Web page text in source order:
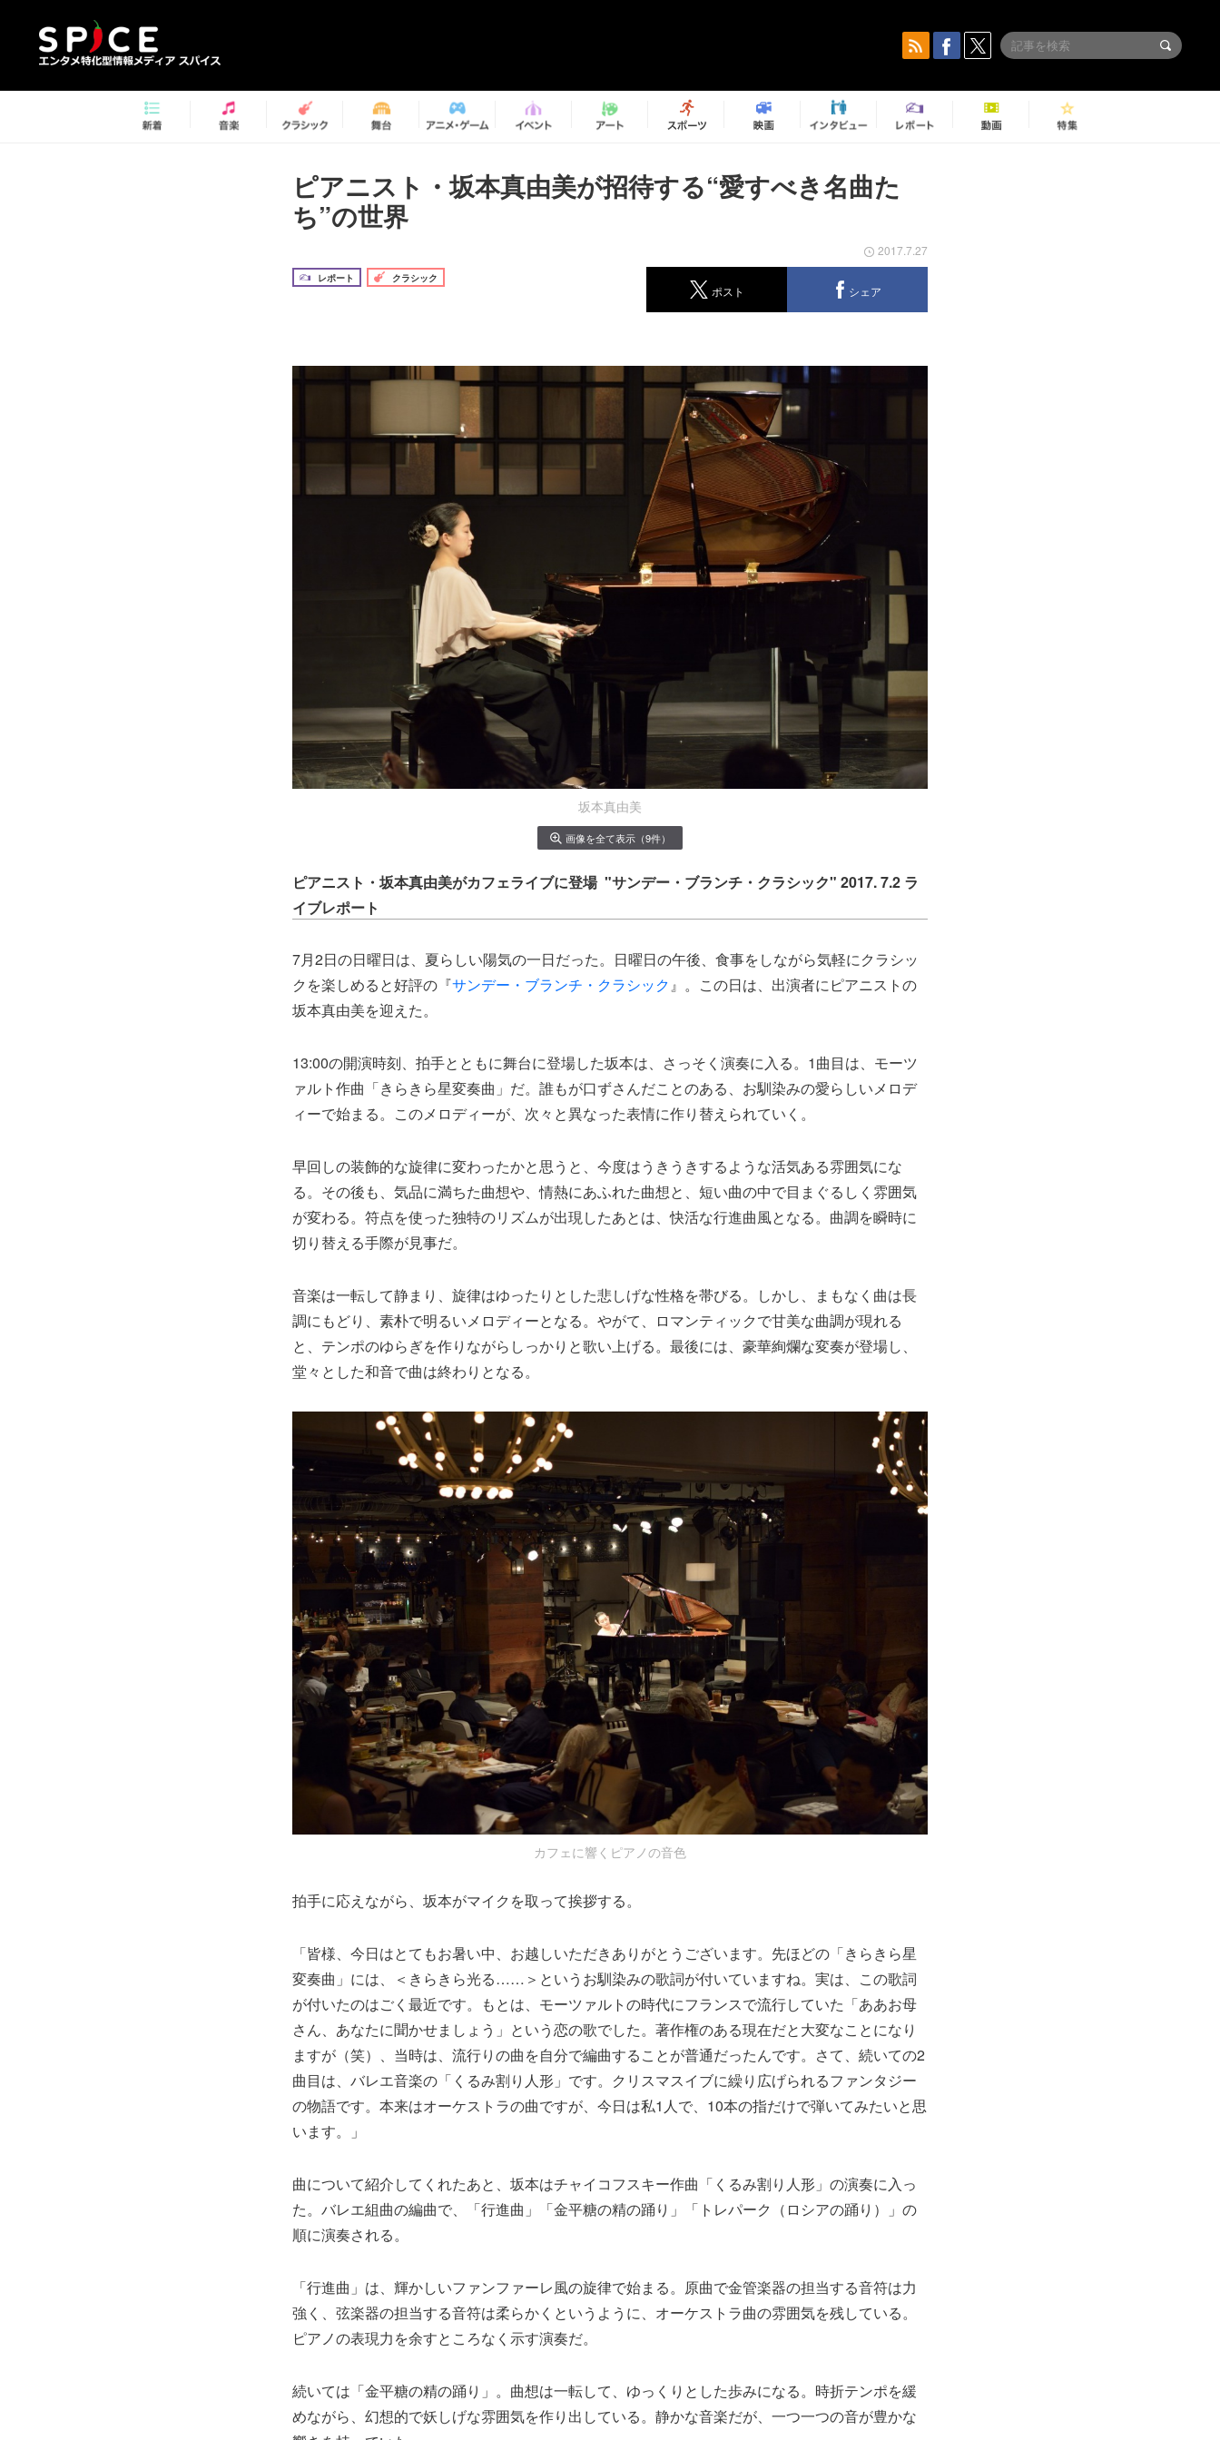
ピアニスト・坂本真由美が招待する“愛すべき名曲た
ち”の世界
レポート クラシック
2017.7.27
ポスト シェア
坂本真由美
画像を全て表示（9件）
ピアニスト・坂本真由美​がカフェライブに登場 "サンデー・ブランチ・クラシック" 2017. 7.2 ラ
イブレポート
7月2日の日曜日は、夏らしい陽気の一日だった。日曜日の午後、食事をしながら気軽にクラシッ
クを楽しめると好評の『サンデー・ブランチ・クラシック』。この日は、出演者にピアニストの
坂本真由美を迎えた。
13:00の開演時刻、拍手とともに舞台に登場した坂本は、さっそく演奏に入る。1曲目は、モーツ
ァルト作曲「きらきら星変奏曲」だ。誰もが口ずさんだことのある、お馴染みの愛らしいメロデ
ィーで始まる。このメロディーが、次々と異なった表情に作り替えられていく。
早回しの装飾的な旋律に変わったかと思うと、今度はうきうきするような活気ある雰囲気にな
る。その後も、気品に満ちた曲想や、情熱にあふれた曲想と、短い曲の中で目まぐるしく雰囲気
が変わる。符点を使った独特のリズムが出現したあとは、快活な行進曲風となる。曲調を瞬時に
切り替える手際が見事だ。
音楽は一転して静まり、旋律はゆったりとした悲しげな性格を帯びる。しかし、まもなく曲は長
調にもどり、素朴で明るいメロディーとなる。やがて、ロマンティックで甘美な曲調が現れる
と、テンポのゆらぎを作りながらしっかりと歌い上げる。最後には、豪華絢爛な変奏が登場し、
堂々とした和音で曲は終わりとなる。
カフェに響くピアノの音色
拍手に応えながら、坂本がマイクを取って挨拶する。
「皆様、今日はとてもお暑い中、お越しいただきありがとうございます。先ほどの「きらきら星
変奏曲」には、＜きらきら光る……＞というお馴染みの歌詞が付いていますね。実は、この歌詞
が付いたのはごく最近です。もとは、モーツァルトの時代にフランスで流行していた「ああお母
さん、あなたに聞かせましょう」という恋の歌でした。著作権のある現在だと大変なことになり
ますが（笑）、当時は、流行りの曲を自分で編曲することが普通だったんです。さて、続いての2
曲目は、バレエ音楽の「くるみ割り人形」です。クリスマスイブに繰り広げられるファンタジー
の物語です。本来はオーケストラの曲ですが、今日は私1人で、10本の指だけで弾いてみたいと思
います。」
曲について紹介してくれたあと、坂本はチャイコフスキー作曲「くるみ割り人形」の演奏に入っ
た。バレエ組曲の編曲で、「行進曲」「金平糖の精の踊り」「トレパーク（ロシアの踊り）」の
順に演奏される。
「行進曲」は、輝かしいファンファーレ風の旋律で始まる。原曲で金管楽器の担当する音符は力
強く、弦楽器の担当する音符は柔らかくというように、オーケストラ曲の雰囲気を残している。
ピアノの表現力を余すところなく示す演奏だ。
続いては「金平糖の精の踊り」。曲想は一転して、ゆっくりとした歩みになる。時折テンポを緩
めながら、幻想的で妖しげな雰囲気を作り出している。静かな音楽だが、一つ一つの音が豊かな